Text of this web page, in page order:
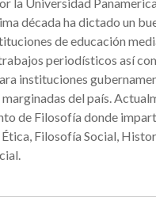
la Universidad
década ha dictado un
de educación
periodísticos así
instituciones
marginadas del país.
de Filosofía donde
Filosofía Social,